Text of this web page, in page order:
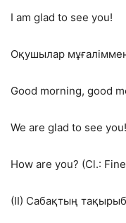
I am glad to see you!
Оқушылар
Good morning, good
We are glad to see you!
How are you? (Cl.:
(II) Сабақтың